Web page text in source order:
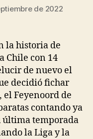
de 2022
la historia de
Chile con 14
de nuevo el
decidió fichar
Feyenoord de
contando ya
última temporada
la Liga y la